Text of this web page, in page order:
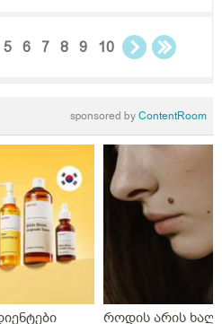
საშოში,ნიუვიტი ორი თვე
გამოუწერა სისხლის
გაუსინჯა პირველ
ამ ხნის განმავლობაში და
გვითხრა
საპრობლემო
ერთხელ
გამათხელებელი,ახლა
ჩვენება არააქვს და ასე
მარა ვირუსიც
5 6 7 8 9 10
sponsored byContentRoom
როდის არის